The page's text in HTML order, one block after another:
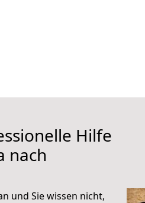
Hilfe
nach
und Sie wissen nicht,